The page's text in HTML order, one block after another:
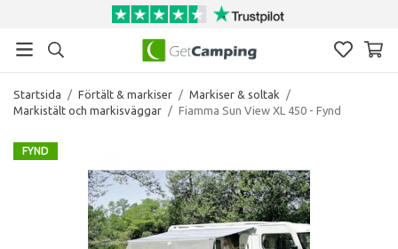
Startsida / Förtält & markiser / Markiser & soltak
/
Markistält och markisväggar / Fiamma Sun View XL 450 - Fynd
FYND